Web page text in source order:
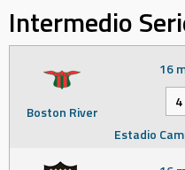
Intermedio
Boston River
16
4
Estadio